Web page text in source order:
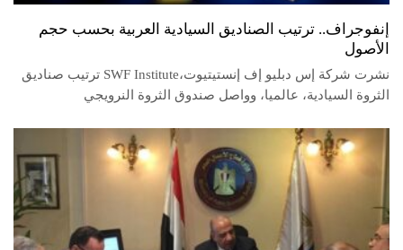
إنفوجراف.. ترتيب الصناديق السيادية العربية بحسب حجم
الأصول
نشرت شركة إس دبليو إف إنستيتيوت،SWF Institute ترتيب صناديق
الثروة السيادية، عالميا، وواصل صندوق الثروة النرويجي